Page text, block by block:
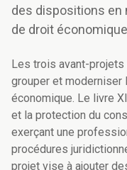
des dispositions en
de droit
Les trois avant-
grouper et
économique. Le livre
et la protection du
exerçant une
procédures
projet vise à ajouter